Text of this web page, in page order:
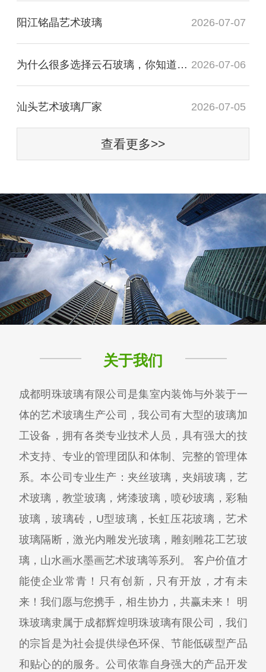
阳江铭晶艺术玻璃 2026-07-07
为什么很多选择云石玻璃，你知道有什么用处吗？ 2026-07-06
汕头艺术玻璃厂家 2026-07-05
查看更多>>
关于我们
成都明珠玻璃有限公司是集室内装饰与外装于一
体的艺术玻璃生产公司，我公司有大型的玻璃加
工设备，拥有各类专业技术人员，具有强大的技
术支持、专业的管理团队和体制、完整的管理体
系。本公司专业生产：夹丝玻璃，夹娟玻璃，艺
术玻璃，教堂玻璃，烤漆玻璃，喷砂玻璃，彩釉
玻璃，玻璃砖，U型玻璃，长虹压花玻璃，艺术
玻璃隔断，激光内雕发光玻璃，雕刻雕花工艺玻
璃，山水画水墨画艺术玻璃等系列。 客户价值才
能使企业常青！只有创新，只有开放，才有未
来！我们愿与您携手，相生协力，共赢未来！ 明
珠玻璃隶属于成都辉煌明珠玻璃有限公司，我们
的宗旨是为社会提供绿色环保、节能低碳型产品
和贴心的的服务。公司依靠自身强大的产品开发